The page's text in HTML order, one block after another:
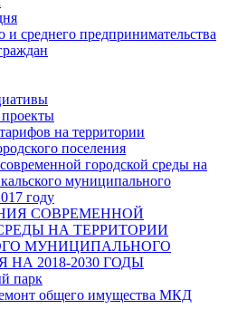
и среднего предпринимательства
на территории
поселения
городской среды на
муниципального
году
СОВРЕМЕННОЙ
НА ТЕРРИТОРИИ
МУНИЦИПАЛЬНОГО
НА 2018-2030 ГОДЫ
парк
общего имущества МКД